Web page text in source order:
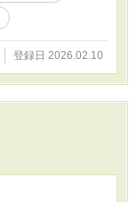
登録日 2026.02.10